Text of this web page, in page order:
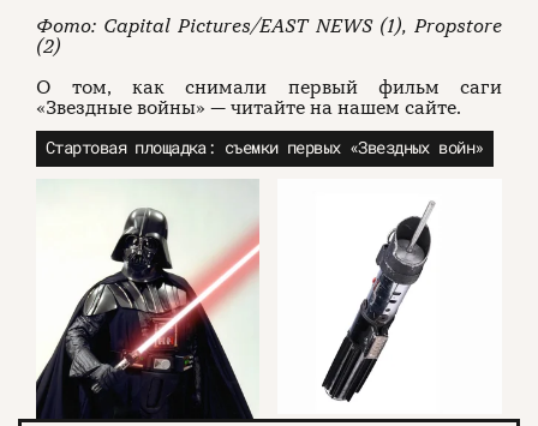
Фото: Capital Pictures/EAST NEWS (1), Propstore
(2)
О том, как снимали первый фильм саги
«Звездные войны» — читайте на нашем сайте.
Стартовая площадка: съемки первых «Звездных войн»